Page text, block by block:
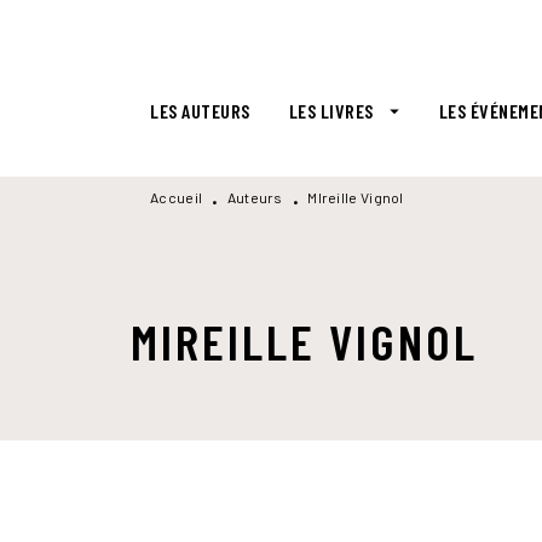
LES AUTEURS LES LIVRES arrow_drop_down LES
Accueil • Auteurs • MIreille Vignol
MIREILLE VIGNOL